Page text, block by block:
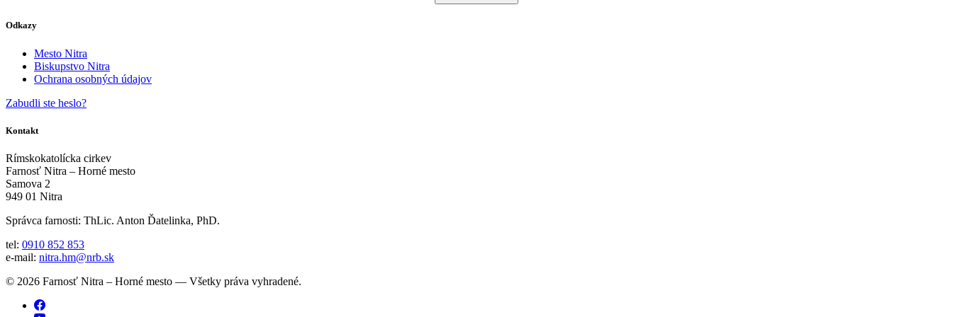
Odkazy
Mesto Nitra
Biskupstvo Nitra
Ochrana osobných údajov
Zabudli ste heslo?
Kontakt
Rímskokatolícka cirkev
Farnosť Nitra – Horné mesto
Samova 2
949 01 Nitra
Správca farnosti: ThLic. Anton Ďatelinka, PhD.
tel: 0910 852 853
e-mail: nitra.hm@nrb.sk
© 2026 Farnosť Nitra – Horné mesto — Všetky práva vyhradené.